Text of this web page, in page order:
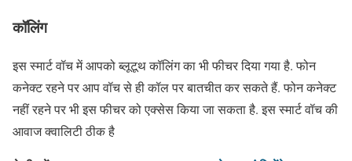
कॉलिंग
इस स्मार्ट वॉच में आपको ब्लूटूथ कॉलिंग का भी फीचर दिया गया है. फोन
कनेक्ट रहने पर आप वॉच से ही कॉल पर बातचीत कर सकते हैं. फोन कनेक्ट
नहीं रहने पर भी इस फीचर को एक्सेस किया जा सकता है. इस स्मार्ट वॉच की
आवाज क्वालिटी ठीक है